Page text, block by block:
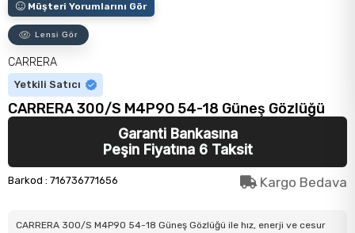
Müşteri Yorumlarını Gör
Lensi Gör
CARRERA
Yetkili Satıcı
CARRERA 300/S M4P9O 54-18 Güneş Gözlüğü
Garanti Bankasına
Peşin Fiyatına 6 Taksit
Barkod : 716736771656 Kargo Bedava
CARRERA 300/S M4P9O 54-18 Güneş Gözlüğü ile hız, enerji ve cesur